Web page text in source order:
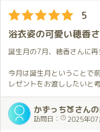
途中、穂香さんカラーのド
た。
実は自分がこの日を迎える
姿と迷ってしまった」と言
あえて雰囲気を変えてくれ
ようでいてしっかりと心に
しっとりとした雰囲気のド
違った魅力があって、同じ
う。
そのギャップにドキッとさ
YouTubeの配信でガス抜き
スタを眺めて気を紛らす日々
そして当日。
今回は夜にしたので１日が
で、しっかり働いて川崎へ
今日の衣装はメイドさん💕
仕事終わりの疲れた身体に
日記で見たのがすごく可愛
これはすごかった✨
5
誕生月の7月、穂香さんに
今月は誕生月ということで
レゼントをお渡ししたいと
何を贈るのが良いのかを決
カードになりがちなのです
ました。
事前に教えてもらったお店
かずっち🍑さん
訪問日： 2025年07